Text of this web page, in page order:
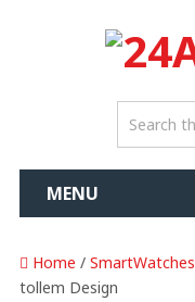
MENU
Home / SmartWatches
tollem Design